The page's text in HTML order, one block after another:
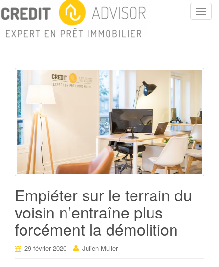
T
e
i
g
t
i
o
Empiéter sur le terrain du
voisin n’entraîne plus
forcément la démolition
29 février 2020 Julien Muller